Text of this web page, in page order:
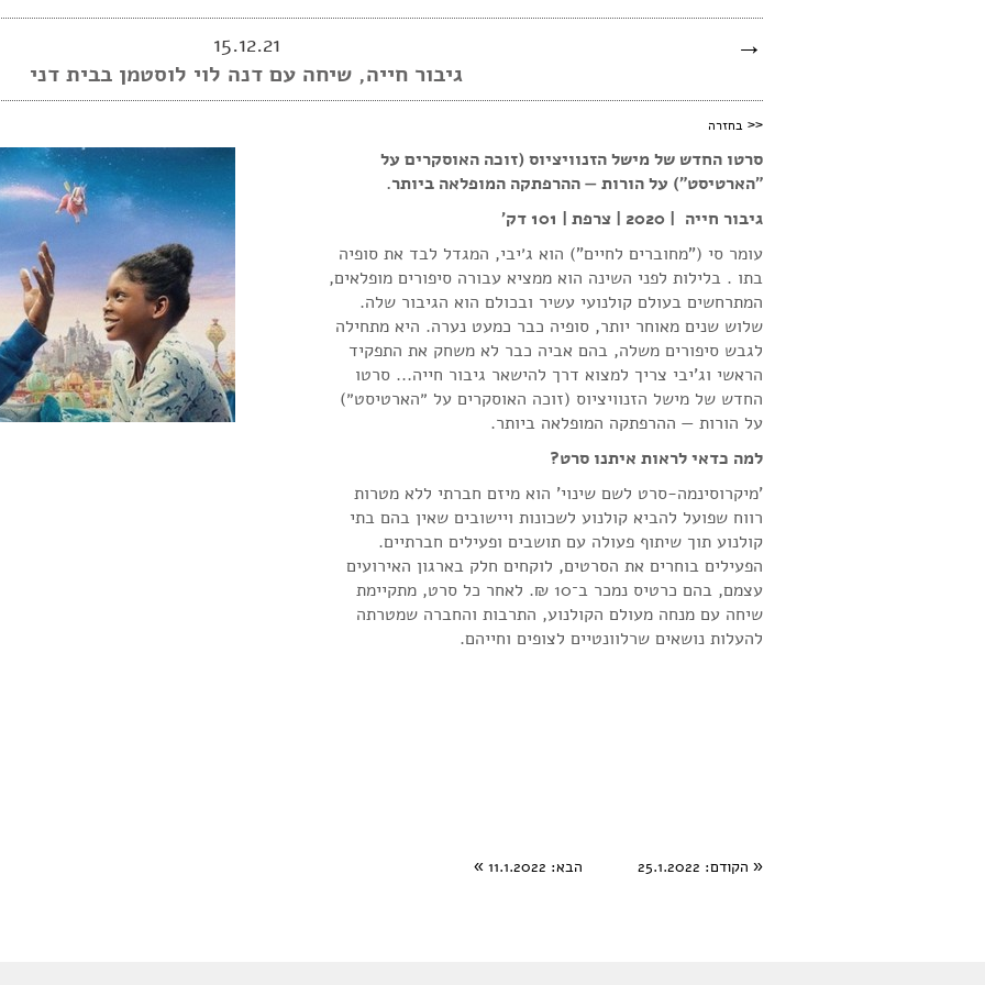
15.12.21
גיבור חייה, שיחה עם דנה לוי לוסטמן בבית דני
→
<< בחזרה
סרטו החדש של מישל הזנוויציוס (זוכה האוסקרים על
״הארטיסט״) על הורות — ההרפתקה המופלאה ביותר.
גיבור חייה | 2020 | צרפת | 101 דק'
עומר סי ("מחוברים לחיים") הוא ג׳יבי, המגדל לבד את סופיה
בתו . בלילות לפני השינה הוא ממציא עבורה סיפורים מופלאים,
המתרחשים בעולם קולנועי עשיר ובכולם הוא הגיבור שלה.
שלוש שנים מאוחר יותר, סופיה כבר כמעט נערה. היא מתחילה
לגבש סיפורים משלה, בהם אביה כבר לא משחק את התפקיד
הראשי וג'יבי צריך למצוא דרך להישאר גיבור חייה... סרטו
החדש של מישל הזנוויציוס (זוכה האוסקרים על ״הארטיסט״)
על הורות — ההרפתקה המופלאה ביותר.
למה כדאי לראות איתנו סרט?
'מיקרוסינמה-סרט לשם שינוי' הוא מיזם חברתי ללא מטרות
רווח שפועל להביא קולנוע לשכונות ויישובים שאין בהם בתי
קולנוע תוך שיתוף פעולה עם תושבים ופעילים חברתיים.
הפעילים בוחרים את הסרטים, לוקחים חלק בארגון האירועים
עצמם, בהם כרטיס נמכר ב־10 ₪. לאחר כל סרט, מתקיימת
שיחה עם מנחה מעולם הקולנוע, התרבות והחברה שמטרתה
להעלות נושאים שרלוונטיים לצופים וחייהם.
« הקודם: 25.1.2022 הבא: 11.1.2022
»